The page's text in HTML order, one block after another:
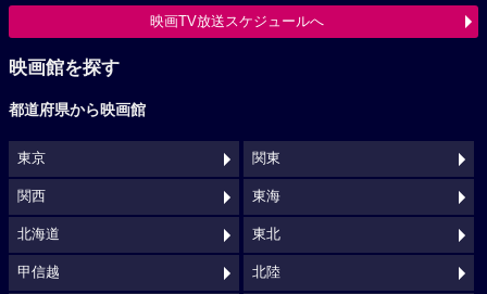
映画TV放送スケジュールへ
映画館を探す
都道府県から映画館
東京 関東
関西 東海
北海道 東北
甲信越 北陸